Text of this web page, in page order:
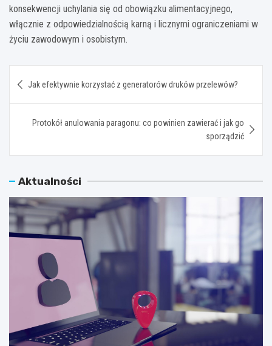
konsekwencji uchylania się od obowiązku alimentacyjnego,
włącznie z odpowiedzialnością karną i licznymi ograniczeniami w
życiu zawodowym i osobistym.
wpisu
Jak efektywnie korzystać z generatorów druków przelewów?
Protokół anulowania paragonu: co powinien zawierać i jak go
sporządzić
Aktualności